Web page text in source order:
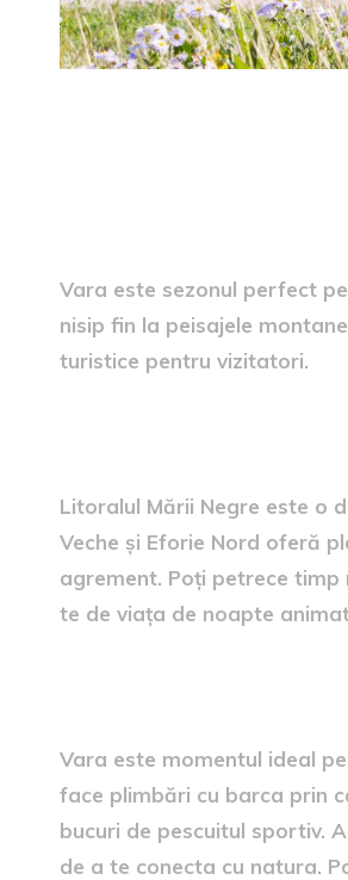
Vara este sezonul perfect
nisip fin la peisajele
turistice pentru vizitatori.
Litoralul Mării Negre este o
Veche și Eforie Nord oferă
agrement. Poți petrece
te de viața de noapte
Vara este momentul ideal
face plimbări cu barca prin
bucuri de pescuitul sportiv.
de a te conecta cu natura.